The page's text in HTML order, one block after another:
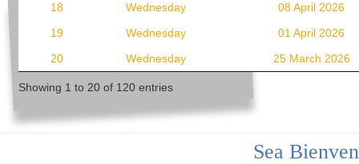
18
Wednesday
08 April 2026
19
Wednesday
01 April 2026
20
Wednesday 25 March 2026
Showing 1 to 20 of 120 entries
Sea